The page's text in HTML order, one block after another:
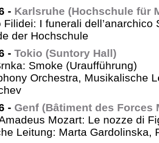
- Karlsruhe (Hochschule für
Filidei: I funerali dell’anarchico
der Hochschule
- Tokio (Suntory Hall)
Smoke (Uraufführung)
Orchestra, Musikalische
- Genf (Bâtiment des Forces
Mozart: Le nozze di
Leitung: Marta Gardolinska,